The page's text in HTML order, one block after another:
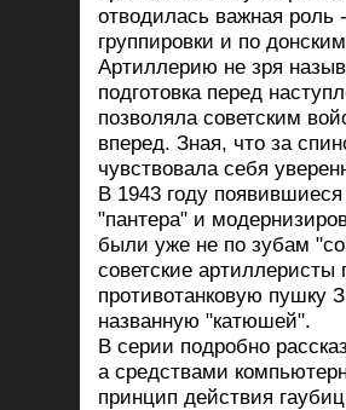
отводилась важная
группировки и по
Артиллерию не зря
подготовка перед
позволяла советским
вперед. Зная, что за
чувствовала себя
В 1943 году
"пантера" и
были уже не по зубам
советские
противотанковую пушку
названную "катюшей".
В серии подробно
а средствами
принцип действия